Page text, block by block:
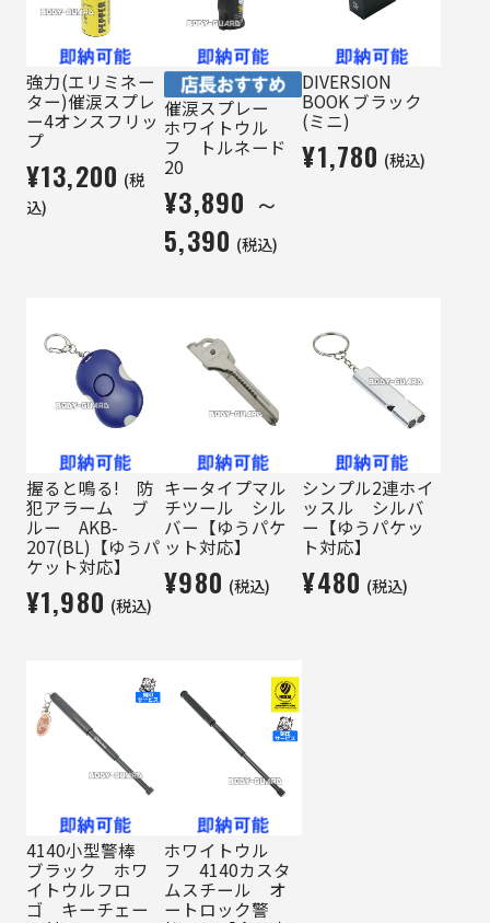
強力(エリミネー
ター)催涙スプレ
ー4オンスフリッ
プ
¥13,200 (税
込)
催涙スプレー
ホワイトウル
フ トルネード
20
¥3,890 ～
5,390 (税込)
DIVERSION
BOOK ブラック
(ミニ)
¥1,780 (税込)
握ると鳴る! 防
犯アラーム ブ
ルー AKB-
207(BL)【ゆうパ
ケット対応】
¥1,980 (税込)
キータイプマル
チツール シル
バー【ゆうパケ
ット対応】
¥980 (税込)
シンプル2連ホイ
ッスル シルバ
ー【ゆうパケッ
ト対応】
¥480 (税込)
4140小型警棒
ブラック ホワ
イトウルフロ
ゴ キーチェー
ホワイトウル
フ 4140カスタ
ムスチール オ
ートロック警